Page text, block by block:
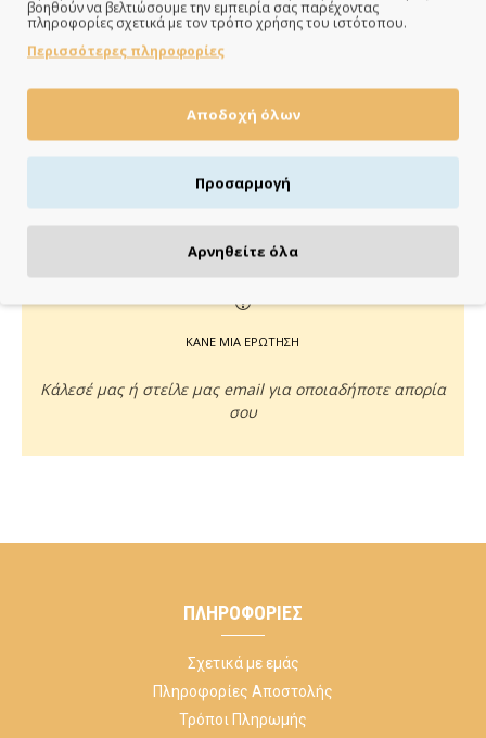
Άμεση αποστολή της παραγγελίας σου σε 1 - 2 εργάσιμες
ΠΛΗΡΩΝΕΙΣ ΟΠΩΣ ΘΕΣ
Πιστωτική/χρεωστική κάρτα, αντικαταβολή ή κατάθεση
ΚΑΝΕ ΜΙΑ ΕΡΩΤΗΣΗ
Κάλεσέ μας ή στείλε μας email για οποιαδήποτε απορία
σου
ΠΛΗΡΟΦΟΡΊΕΣ
Σχετικά με εμάς
Πληροφορίες Αποστολής
Τρόποι Πληρωμής
βοηθούν να βελτιώσουμε την εμπειρία σας παρέχοντας
πληροφορίες σχετικά με τον τρόπο χρήσης του ιστότοπου.
Περισσότερες πληροφορίες
Αποδοχή όλων
Προσαρμογή
Αρνηθείτε όλα